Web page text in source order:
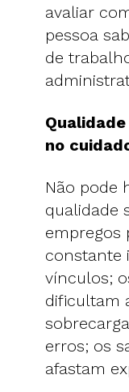
avaliar
pessoa
de
no
Não pode
qualidade
empregos
constante
vínculos;
dificultam
erros; os
afastam